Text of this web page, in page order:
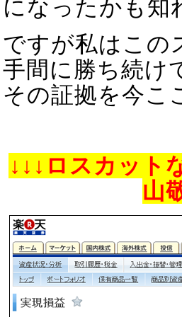
になったかも知
ですが私はこの
手間に勝ち続け
その証拠を今こ
↓↓↓ロスカット
山